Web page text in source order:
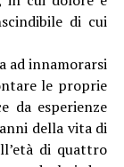
di cui
ad innamorarsi
le proprie
da esperienze
della vita di
di quattro